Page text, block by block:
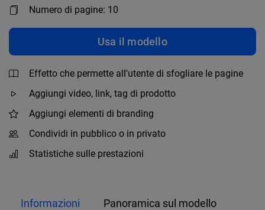
Numero di pagine: 10
Usa il modello
Effetto che permette all'utente di sfogliare le pagine
Aggiungi video, link, tag di prodotto
Aggiungi elementi di branding
Condividi in pubblico o in privato
Statistiche sulle prestazioni
Informazioni Panoramica sul modello